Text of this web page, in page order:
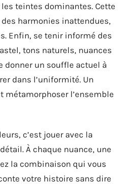
teintes dominantes. Cette
harmonies inattendues,
Enfin, se tenir informé des
tons naturels, nuances
donner un souffle actuel à
dans l’uniformité. Un
l’ensemble
c’est jouer avec la
À chaque nuance, une
la combinaison qui vous
votre histoire sans dire